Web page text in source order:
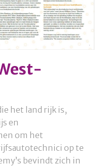
het land rijk is,
en
om het
op te
bevindt zich in